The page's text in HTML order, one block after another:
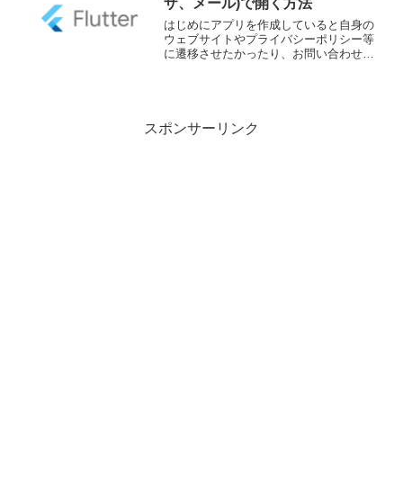
はじめにアプリを作成していると自身の
ウェブサイトやプライバシーポリシー等
に遷移させたかったり、お問い合わせの
スポンサーリンク